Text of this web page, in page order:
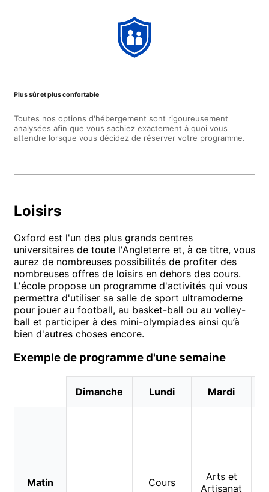
Plus sûr et plus confortable
Toutes nos options d'hébergement sont rigoureusement
analysées afin que vous sachiez exactement à quoi vous
attendre lorsque vous décidez de réserver votre programme.
Loisirs
Oxford est l'un des plus grands centres
universitaires de toute l'Angleterre et, à ce titre, vous
aurez de nombreuses possibilités de profiter des
nombreuses offres de loisirs en dehors des cours.
L'école propose un programme d'activités qui vous
permettra d'utiliser sa salle de sport ultramoderne
pour jouer au football, au basket-ball ou au volley-
ball et participer à des mini-olympiades ainsi qu’à
bien d'autres choses encore.
Exemple de programme d'une semaine
Dimanche Lundi Mardi
Matin
Cours
Arts et
Artisanat